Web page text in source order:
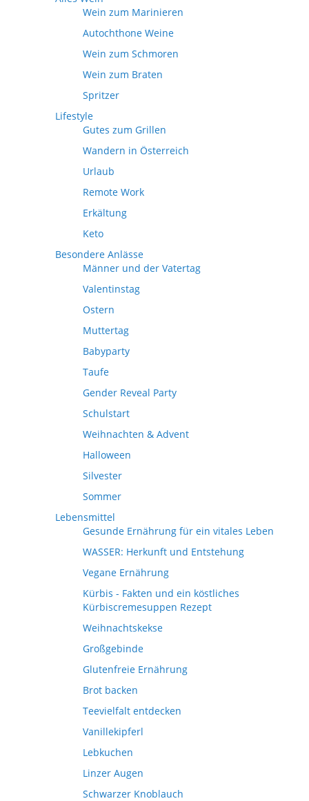
Wein zum Marinieren
Autochthone Weine
Wein zum Schmoren
Wein zum Braten
Spritzer
Lifestyle
Gutes zum Grillen
Wandern in Österreich
Urlaub
Remote Work
Erkältung
Keto
Besondere Anlässe
Männer und der Vatertag
Valentinstag
Ostern
Muttertag
Babyparty
Taufe
Gender Reveal Party
Schulstart
Weihnachten & Advent
Halloween
Silvester
Sommer
Lebensmittel
Gesunde Ernährung für ein vitales Leben
WASSER: Herkunft und Entstehung
Vegane Ernährung
Kürbis - Fakten und ein köstliches
Kürbiscremesuppen Rezept
Weihnachtskekse
Großgebinde
Glutenfreie Ernährung
Brot backen
Teevielfalt entdecken
Vanillekipferl
Lebkuchen
Linzer Augen
Schwarzer Knoblauch